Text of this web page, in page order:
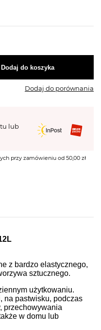
Dodaj do koszyka
Dodaj do porównania
lub
przy zamówieniu od 50,00 zł
z bardzo elastycznego,
sztucznego.
użytkowaniu.
na pastwisku, podczas
przechowywania
w domu lub